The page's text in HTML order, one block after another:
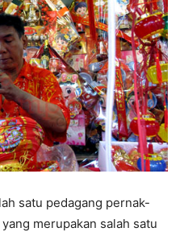
satu pedagang pernak-
merupakan salah satu